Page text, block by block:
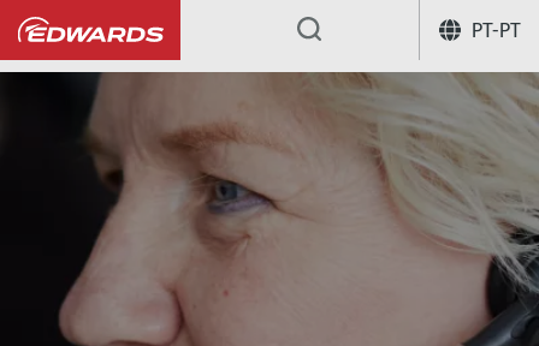
PT-PT
...